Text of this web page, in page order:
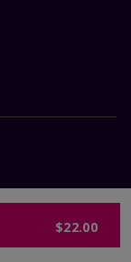
$22.00